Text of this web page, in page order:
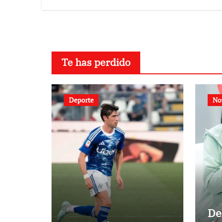
personas en una
Te has perdido
Deporte